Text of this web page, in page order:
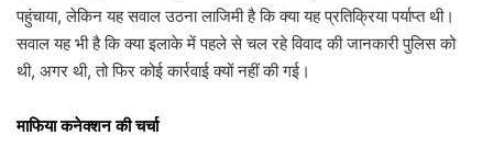
पहुंचाया, लेकिन यह सवाल उठना लाजिमी है कि क्या यह प्रतिक्रिया पर्याप्त थी।
सवाल यह भी है कि क्या इलाके में पहले से चल रहे विवाद की जानकारी पुलिस को
थी, अगर थी, तो फिर कोई कार्रवाई क्यों नहीं की गई।
माफिया कनेक्शन की चर्चा